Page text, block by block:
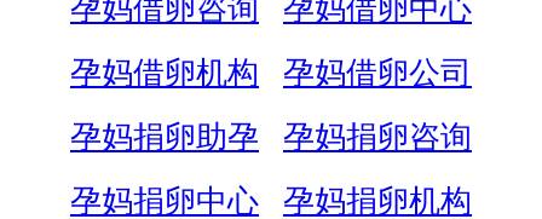
孕妈借卵咨询
孕妈借卵中心
孕妈借卵机构
孕妈借卵公司
孕妈捐卵助孕
孕妈捐卵咨询
孕妈捐卵中心
孕妈捐卵机构